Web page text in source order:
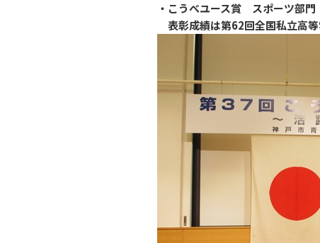
・こうべユース賞 スポーツ部
表彰成績は第62回全国私立高